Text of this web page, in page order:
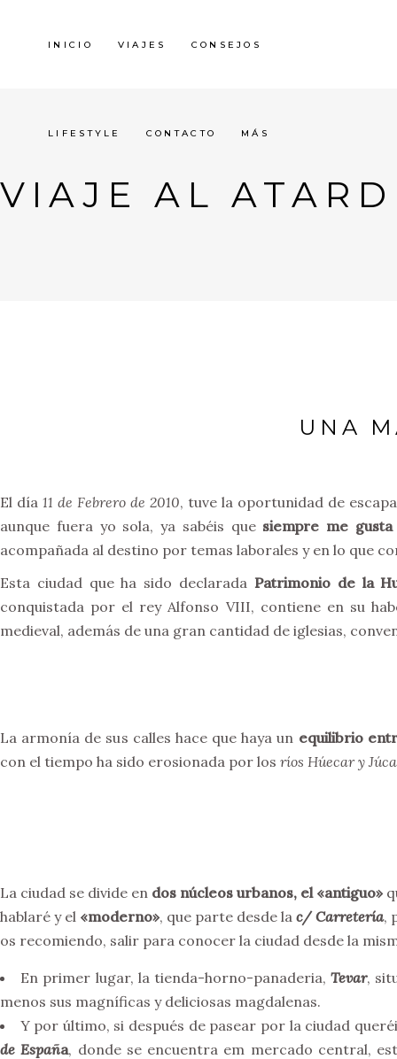
INICIO VIAJES CONSEJOS
LIFESTYLE CONTACTO MÁS
VIAJE AL
UNA
El día11 de Febrero de 2010, tuve la oportunidad de
aunque fuera yo sola, ya sabéis que siempre me
acompañada al destino por temas laborales y en lo que
Esta ciudad que ha sido declarada Patrimonio de la
conquistada por el rey Alfonso VIII, contiene en su
medieval, además de una gran cantidad de iglesias,
La armonía de sus calles hace que haya un equilibrio
con el tiempo ha sido erosionada por los ríos Húecar y
La ciudad se divide en dos núcleos urbanos, el «antiguo»
hablaré y el «moderno», que parte desde la c/ Carretería,
os recomiendo, salir para conocer la ciudad desde la
En primer lugar, la tienda-horno-panaderia,Tevar,
menos sus magníficas y deliciosas magdalenas.
Y por último, si después de pasear por la ciudad
de España, donde se encuentra em mercado central,